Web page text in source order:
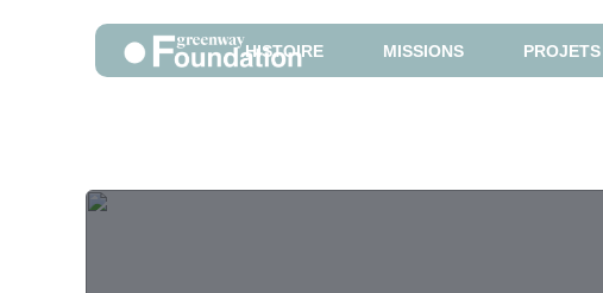
HISTOIRE MISSIONS PROJETS